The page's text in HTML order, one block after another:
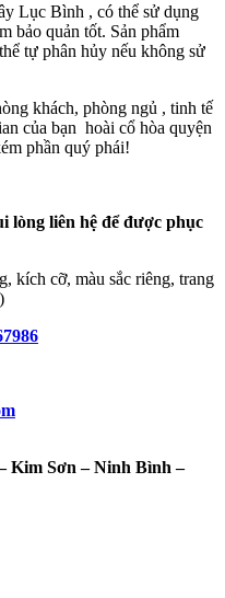
Lục Bình , có thể sử dụng
bảo quản tốt. Sản phẩm
tự phân hủy nếu không sử
khách, phòng ngủ , tinh tế
của bạn hoài cổ hòa quyện
phần quý phái!
lòng liên hệ để được phục
kích cỡ, màu sắc riêng, trang
Kim Sơn – Ninh Bình –